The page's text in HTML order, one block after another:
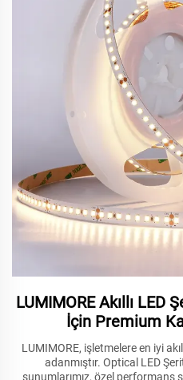
LUMIMORE Akıllı LED
İçin Premium
LUMIMORE, işletmelere en iyi
adanmıştır. Optical LED
sunumlarımız, özel performans